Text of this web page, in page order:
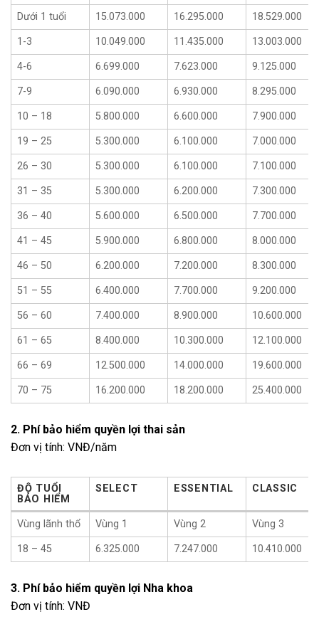
Dưới 1 tuổi 15.073.000 16.295.000 18.529.000
1-3 10.049.000 11.435.000 13.003.000
4-6 6.699.000 7.623.000 9.125.000
7-9 6.090.000 6.930.000 8.295.000
10 – 18 5.800.000 6.600.000 7.900.000
19 – 25 5.300.000 6.100.000 7.000.000
26 – 30 5.300.000 6.100.000 7.100.000
31 – 35 5.300.000 6.200.000 7.300.000
36 – 40 5.600.000 6.500.000 7.700.000
41 – 45 5.900.000 6.800.000 8.000.000
46 – 50 6.200.000 7.200.000 8.300.000
51 – 55 6.400.000 7.700.000 9.200.000
56 – 60 7.400.000 8.900.000 10.600.000
61 – 65 8.400.000 10.300.000 12.100.000
66 – 69 12.500.000 14.000.000 19.600.000
70 – 75 16.200.000 18.200.000 25.400.000
2. Phí bảo hiểm quyền lợi thai sản
Đơn vị tính: VNĐ/năm
ĐỘ TUỔI
BẢO HIỂM
SELECT ESSENTIAL CLASSIC
ĐỘ TUỔI
BẢO HIỂM
SELECT ESSENTIAL CLASSIC
Vùng lãnh thổ Vùng 1 Vùng 2 Vùng 3
18 – 45 6.325.000 7.247.000 10.410.000
3. Phí bảo hiểm quyền lợi Nha khoa
Đơn vị tính: VNĐ